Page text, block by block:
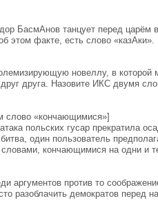
БасмАнов танцует перед царём
факте, есть слово
новеллу, в
друга. Назовите ИКС двумя
слово «кончающимися»]
польских гусар прекратила
битва, один пользователь
кончающимися на одни и
аргументов против то
разоблачить демократов перед